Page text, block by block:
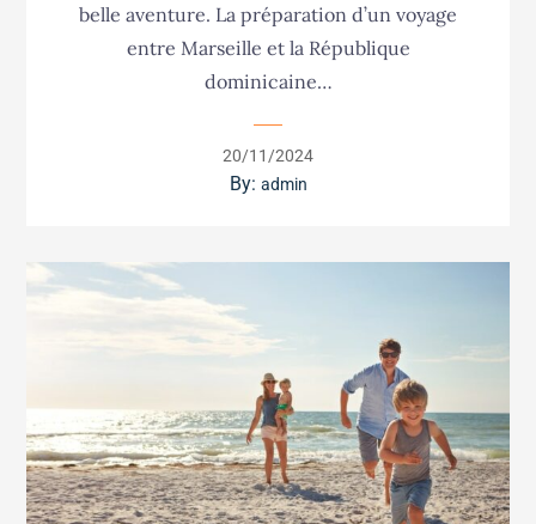
belle aventure. La préparation d’un voyage
entre Marseille et la République
dominicaine…
Posted
on
20/11/2024
By: admin